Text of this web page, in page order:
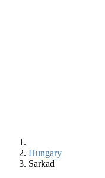
Hungary
Sarkad